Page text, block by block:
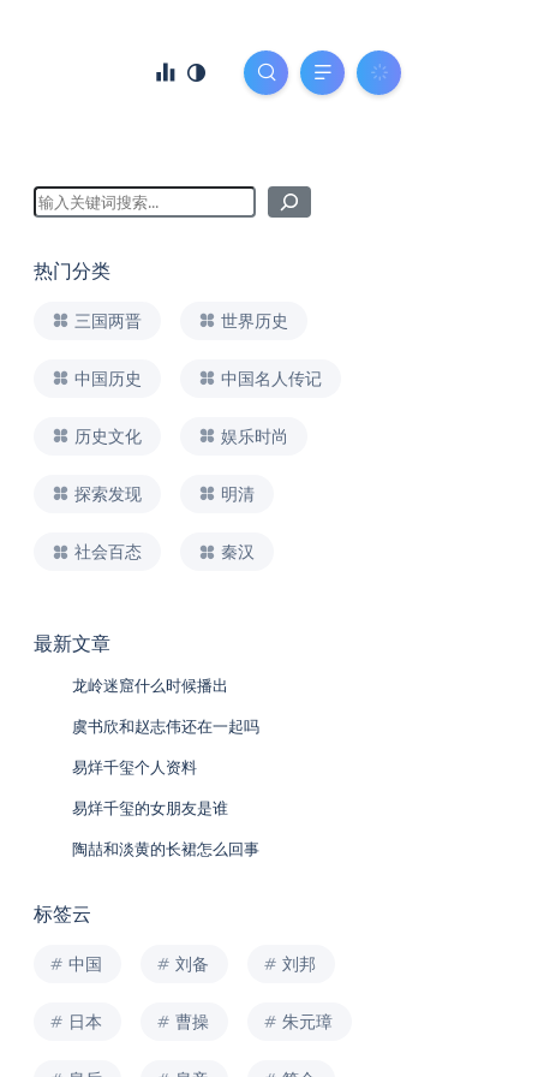
热门分类
三国两晋 世界历史
中国历史 中国名人传记
历史文化 娱乐时尚
探索发现 明清
社会百态 秦汉
最新文章
龙岭迷窟什么时候播出
虞书欣和赵志伟还在一起吗
易烊千玺个人资料
易烊千玺的女朋友是谁
陶喆和淡黄的长裙怎么回事
标签云
中国 刘备 刘邦
日本 曹操 朱元璋